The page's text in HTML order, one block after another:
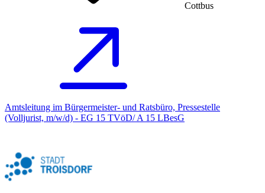
Cottbus
Amtsleitung im Bürgermeister- und Ratsbüro, Pressestelle
(Volljurist, m/w/d) - EG 15 TVöD/ A 15 LBesG